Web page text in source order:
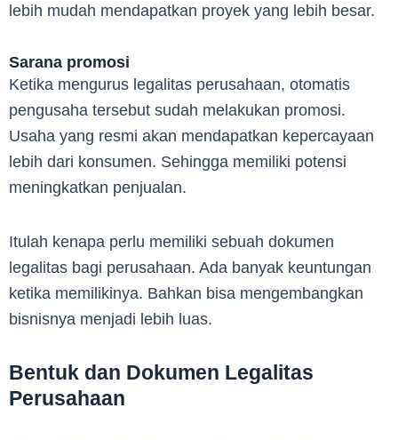
lebih mudah mendapatkan proyek yang lebih besar.
Sarana promosi
Ketika mengurus legalitas perusahaan, otomatis
pengusaha tersebut sudah melakukan promosi.
Usaha yang resmi akan mendapatkan kepercayaan
lebih dari konsumen. Sehingga memiliki potensi
meningkatkan penjualan.
Itulah kenapa perlu memiliki sebuah dokumen
legalitas bagi perusahaan. Ada banyak keuntungan
ketika memilikinya. Bahkan bisa mengembangkan
bisnisnya menjadi lebih luas.
Bentuk dan Dokumen Legalitas
Perusahaan